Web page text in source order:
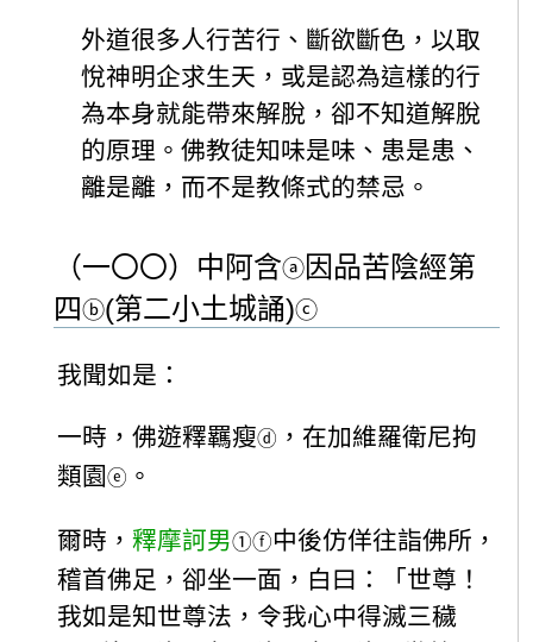
外道很多人行苦行、斷欲斷色，以取
悅神明企求生天，或是認為這樣的行
為本身就能帶來解脫，卻不知道解脫
的原理。佛教徒知味是味、患是患、
離是離，而不是教條式的禁忌。
（一〇〇）中阿含ⓐ因品苦陰經第
四ⓑ(第二小土城誦)ⓒ
我聞如是：
一時，佛遊釋羈瘦ⓓ ，在加維羅衛尼拘
類園ⓔ 。
爾時， 釋摩訶男①ⓕ中後仿佯往詣佛所，
稽首佛足，卻坐一面，白曰：「世尊！
我如是知世尊法，令我心中得滅三穢